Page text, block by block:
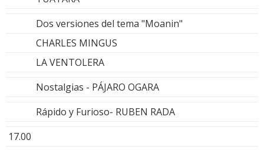
Dos versiones del tema "Moanin"
CHARLES MINGUS
LA VENTOLERA
Nostalgias - PÁJARO OGARA
Rápido y Furioso- RUBEN RADA
17.00